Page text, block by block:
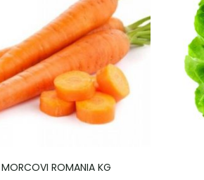
MORCOVI ROMANIA KG